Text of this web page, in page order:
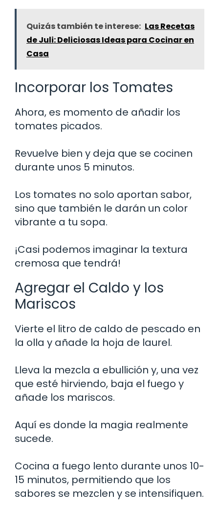
Quizás también te interese: Las Recetas
de Juli: Deliciosas Ideas para Cocinar en
Casa
Incorporar los Tomates
Ahora, es momento de añadir los
tomates picados.
Revuelve bien y deja que se cocinen
durante unos 5 minutos.
Los tomates no solo aportan sabor,
sino que también le darán un color
vibrante a tu sopa.
¡Casi podemos imaginar la textura
cremosa que tendrá!
Agregar el Caldo y los
Mariscos
Vierte el litro de caldo de pescado en
la olla y añade la hoja de laurel.
Lleva la mezcla a ebullición y, una vez
que esté hirviendo, baja el fuego y
añade los mariscos.
Aquí es donde la magia realmente
sucede.
Cocina a fuego lento durante unos 10-
15 minutos, permitiendo que los
sabores se mezclen y se intensifiquen.